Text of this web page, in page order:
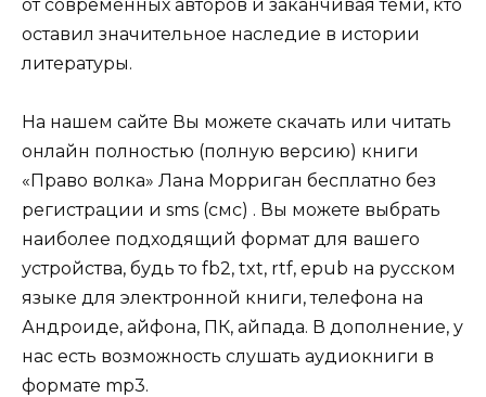
от современных авторов и заканчивая теми, кто
оставил значительное наследие в истории
литературы.
На нашем сайте Вы можете скачать или читать
онлайн полностью (полную версию) книги
«Право волка» Лана Морриган бесплатно без
регистрации и sms (смс) . Вы можете выбрать
наиболее подходящий формат для вашего
устройства, будь то fb2, txt, rtf, epub на русском
языке для электронной книги, телефона на
Андроиде, айфона, ПК, айпада. В дополнение, у
нас есть возможность слушать аудиокниги в
формате mp3.